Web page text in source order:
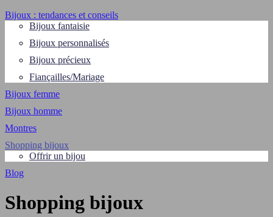
Bijoux : tendances et conseils
Bijoux fantaisie
Bijoux personnalisés
Bijoux précieux
Fiançailles/Mariage
Bijoux femme
Bijoux homme
Montres
Shopping bijoux
Offrir un bijou
Blog
Shopping bijoux